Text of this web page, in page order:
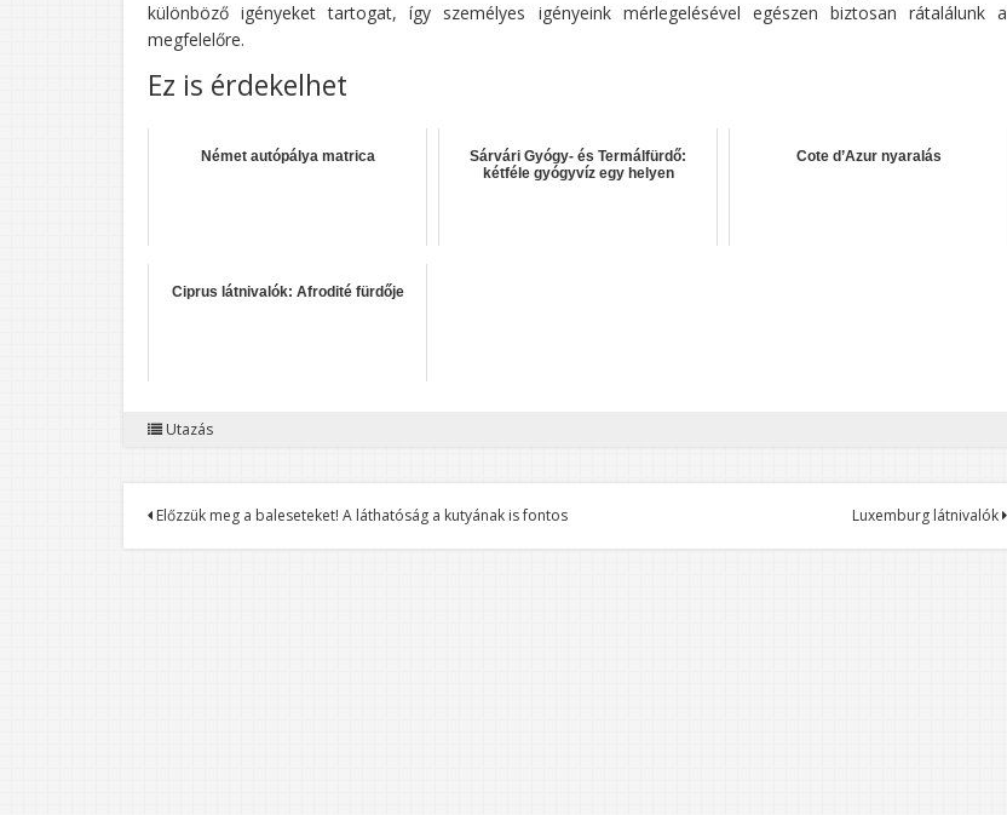
különböző igényeket tartogat, így személyes igényeink mérlegelésével egészen biztosan rátalálunk a
megfelelőre.
Ez is érdekelhet
Német autópálya matrica
Sárvári Gyógy- és Termálfürdő:
kétféle gyógyvíz egy helyen
Cote d’Azur nyaralás
Ciprus látnivalók: Afrodité fürdője
Utazás
Bejegyzés
navigáció
Előzzük meg a baleseteket! A láthatóság a kutyának is fontos Luxemburg látnivalók